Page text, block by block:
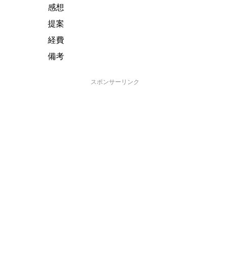
感想
提案
経費
備考
スポンサーリンク